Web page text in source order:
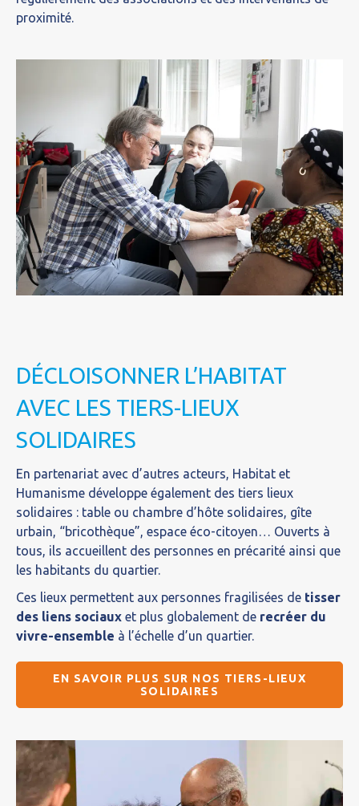
proximité.
DÉCLOISONNER L’HABITAT
AVEC LES TIERS-LIEUX
SOLIDAIRES
En partenariat avec d’autres acteurs, Habitat et
Humanisme développe également des tiers lieux
solidaires : table ou chambre d’hôte solidaires, gîte
urbain, “bricothèque”, espace éco-citoyen… Ouverts à
tous, ils accueillent des personnes en précarité ainsi que
les habitants du quartier.
Ces lieux permettent aux personnes fragilisées de tisser
des liens sociaux et plus globalement de recréer du
vivre-ensemble à l’échelle d’un quartier.
EN SAVOIR PLUS SUR NOS TIERS-LIEUX
SOLIDAIRES